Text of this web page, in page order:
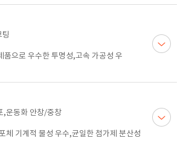
으로 우수한 투명성,고속 가공성 우
,운동화 안창/중창
체 기계적 물성 우수,균일한 첨가제 분산성